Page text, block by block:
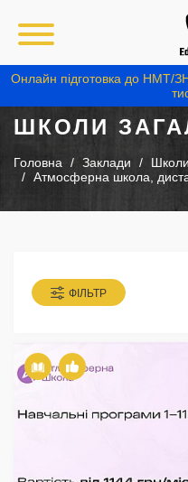
Онлайн підготовка до НМТ/
ШКОЛИ
Головна Заклади
Школи
Атмосферна школа,
ФІЛЬТР